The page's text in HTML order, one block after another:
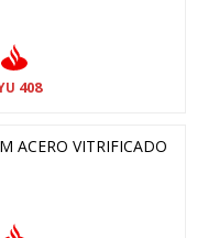
408
ACERO VITRIFICADO